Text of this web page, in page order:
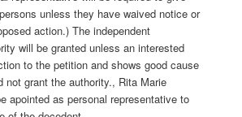
unless they have waived notice or
action.) The independent
will be granted unless an interested
to the petition and shows good cause
not grant the authority., Rita Marie
apointed as personal representative to